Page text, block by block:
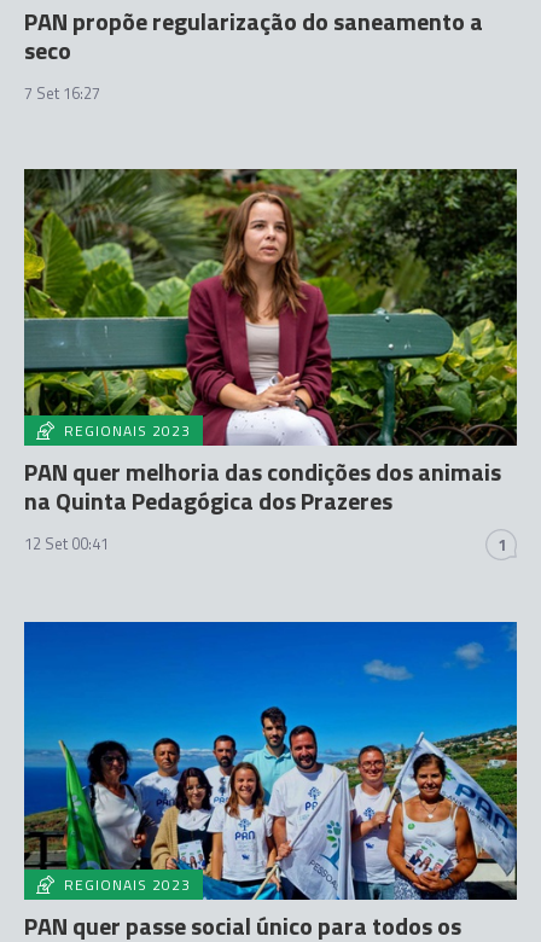
PAN propõe regularização do saneamento a
seco
7 Set 16:27
REGIONAIS 2023
PAN quer melhoria das condições dos animais
na Quinta Pedagógica dos Prazeres
12 Set 00:41 1
REGIONAIS 2023
PAN quer passe social único para todos os